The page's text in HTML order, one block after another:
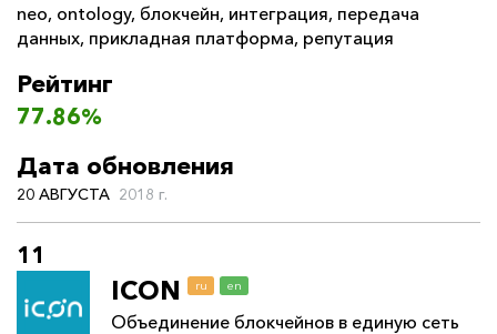
neo, ontology, блокчейн, интеграция, передача
данных, прикладная платформа, репутация
Рейтинг
77.86%
Дата обновления
20 АВГУСТА 2018 г.
11
ICON ru en
Объединение блокчейнов в единую сеть